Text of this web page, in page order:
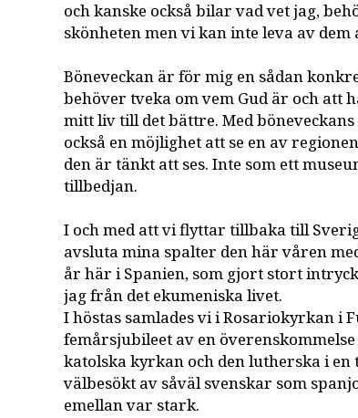
och kanske också bilar vad vet jag,
skönheten men vi kan inte leva av dem
Böneveckan är för mig en sådan
behöver tveka om vem Gud är och att
mitt liv till det bättre. Med
också en möjlighet att se en av
den är tänkt att ses. Inte som ett
tillbedjan.
I och med att vi flyttar tillbaka till
avsluta mina spalter den här våren
år här i Spanien, som gjort stort
jag från det ekumeniska livet.
I höstas samlades vi i Rosariokyrkan i
femårsjubileet av en
katolska kyrkan och den lutherska i
välbesökt av såväl svenskar som
emellan var stark.